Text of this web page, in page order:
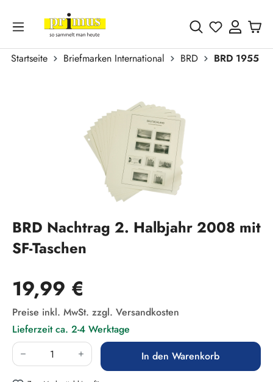
Zum Hauptinhalt springen
Du hast 0
Startseite Briefmarken International BRD
BRD 1955 -
BRD Nachtrag 2. Halbjahr 2008 mit
SF-Taschen
Regulärer Preis:
19,99 €
Preise inkl. MwSt. zzgl. Versandkosten
Lieferzeit ca. 2-4 Werktage
Produkt Anzahl: Gib den gewünschten Wert
In den Warenkorb